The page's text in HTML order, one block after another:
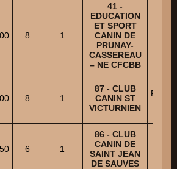
8 1
41 -
EDUCATION
ET SPORT
CANIN DE
PRUNAY-
CASSEREAU
– NE CFCBB
8 1
87 - CLUB
CANIN ST
VICTURNIEN
6 1
86 - CLUB
CANIN DE
SAINT JEAN
DE SAUVES